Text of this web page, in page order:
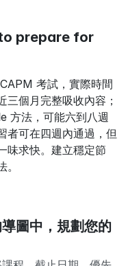
prepare for
考試，實際時間
個月完整吸收內容；
方法，可能六到八週
者可在四週內通過，但
味求快。建立穩定節
圖中，規劃您的